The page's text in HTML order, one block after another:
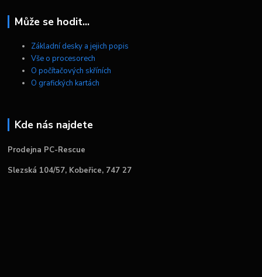
Může se hodit...
Základní desky a jejich popis
Vše o procesorech
O počítačových skříních
O grafických kartách
Kde nás najdete
Prodejna PC-Rescue
Slezská 104/57, Kobeřice, 747 27